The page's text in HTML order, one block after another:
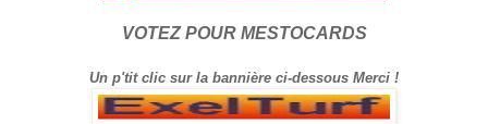
VOTEZ POUR MESTOCARDS
Un p'tit clic sur la bannière ci-dessous Merci !